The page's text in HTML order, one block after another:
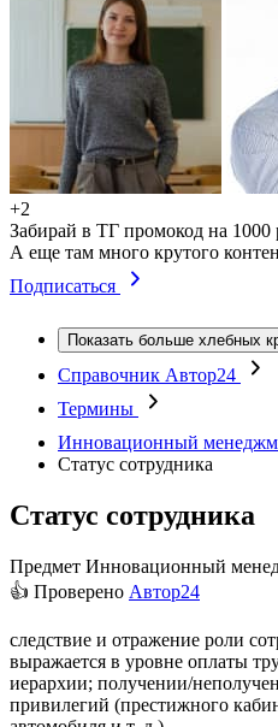
+2
Забирай в ТГ промокод на 1000
А еще там много крутого
Подписаться
Показать больше хлебных
Справочник Автор24
Термины
Инновационный
Статус сотрудника
Статус сотрудника
Предмет Инновационный
👍 Проверено Автор24
следствие и отражение роли
выражается в уровне оплаты
иерархии; получении/
привилегий (престижного